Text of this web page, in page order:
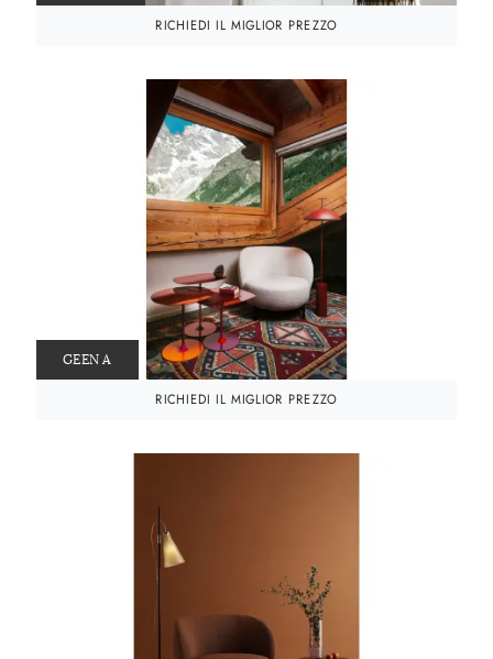
RICHIEDI IL MIGLIOR PREZZO
GEEN A
RICHIEDI IL MIGLIOR PREZZO